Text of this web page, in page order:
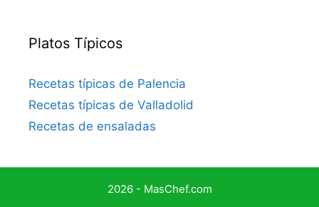
Platos Típicos
Recetas típicas de Palencia
Recetas típicas de Valladolid
Recetas de ensaladas
2026 - MasChef.com